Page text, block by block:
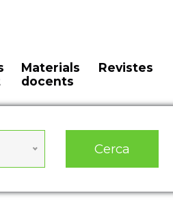
Materials
docents
Revistes
Cerca